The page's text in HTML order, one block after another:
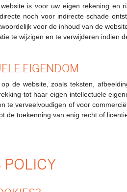
is voor uw eigen rekening en
noch voor indirecte schade
voor de inhoud van de
te wijzigen en te verwijderen indien
EIGENDOM
de website, zoals teksten,
tot haar eigen intellectuele
te verveelvoudigen of voor
de toekenning van enig recht of
POLICY